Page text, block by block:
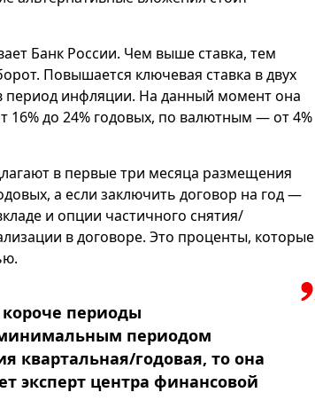
Банк России. Чем выше ставка, тем
Повышается ключевая ставка в двух
период инфляции. На данный момент она
16% до 24% годовых, по валютным — от 4%
в первые три месяца размещения
а если заключить договор на год —
и опции частичного снятия/
в договоре. Это проценты, которые
периоды
периодом
квартальная/годовая, то она
эксперт центра финансовой